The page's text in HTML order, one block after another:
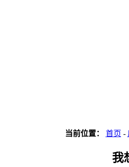
当前位置： 首页 -
我